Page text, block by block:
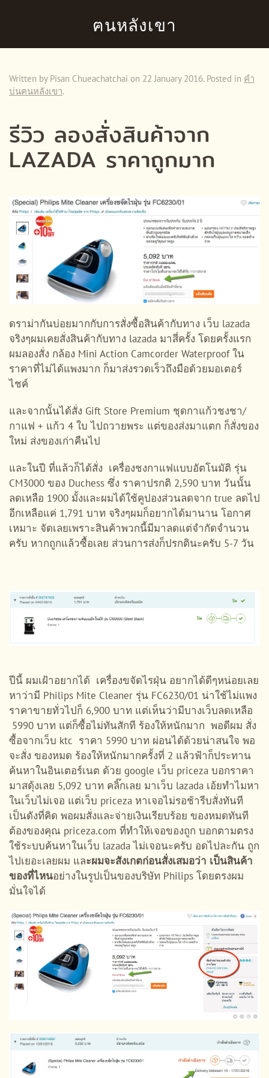
Skip to main contentฅนหลังเขา
Written by Pisan Chueachatchai on 22 January 2016. Posted in คำ
บ่นฅนหลังเขา.
รีวิว ลองสั่งสินค้าจาก
LAZADA ราคาถูกมาก
ดราม่ากันบ่อยมากกับการสั่งซื้อสินค้ากับทาง เว็บ lazada
จริงๆผมเคยสั่งสินค้ากับทาง lazada มาสี่ครั้ง โดยครั้งแรก
ผมลองสั่ง กล้อง Mini Action Camcorder Waterproof ใน
ราคาที่ไม่ได้แพงมาก ก็มาส่งรวดเร็วถึงมือด้วยมอเตอร์
ไชค์
และจากนั้นได้สั่ง Gift Store Premium ชุดกาแก้วชงชา/
กาแฟ + แก้ว 4 ใบ ไปถวายพระ แต่ของส่งมาแตก ก็สั่งของ
ใหม่ ส่งของเก่าคืนไป
และในปี ที่แล้วก็ได้สั่ง เครื่องชงกาแฟแบบอัตโนมัติ รุ่น
CM3000 ของ Duchess ซึ่ง ราคาปรกติ 2,590 บาท วันนั้น
ลดเหลือ 1900 มั้งและผมได้ใช้คูปองส่วนลดจาก true ลดไป
อีกเหลือแค่ 1,791 บาท จริงๆผมก็อยากได้มานาน โอกาศ
เหมาะ จัดเลยเพราะสินค้าพวกนี้มีมาลดแต่จำกัดจำนวน
ครับ หากถูกแล้วซื้อเลย ส่วนการส่งก็ปรกตินะครับ 5-7 วัน
ปีนี้ ผมเฝ้าอยากได้ เครื่องขจัดไรฝุ่น อยากได้ดีๆหน่อยเลย
หาว่ามี Philips Mite Cleaner รุ่น FC6230/01 น่าใช้ไม่แพง
ราคาขายทั่วไปก็ 6,900 บาท แต่เห็นว่ามีบางเว็บลดเหลือ
5990 บาท แต่ก็ซื้อไม่ทันสักที ร้องให้หนักมาก พอดีผม สั่ง
ซื้อจากเว็บ ktc ราคา 5990 บาท ผ่อนได้ด้วยน่าสนใจ พอ
จะสั่ง ของหมด ร้องให้หนักมากครั้งที่ 2 แล้วฟ้าก็ประทาน
ค้นหาในอินเตอร์เนต ด้วย google เว็บ priceza บอกราคา
มาสดุ้งเลย 5,092 บาท คลิ๊กเลย มาเว็บ lazada เอ้ยทำไมหา
ในเว็บไม่เจอ แต่เว็บ priceza หาเจอไม่รอช้ารีบสั่งทันที
เป็นดังที่คิด พอผมสั่งและจ่ายเงินเรียบร้อย ของหมดทันที
ต้องของคุณ priceza.com ที่ทำให้เจอของถูก บอกตามตรง
ใช้ระบบค้นหาในเว็บ lazada ไม่เจอนะครับ อดไปละกัน ถูก
ไปเยอะเลยผม และผมจะสังเกตก่อนสั่งเสมอว่า เป็นสินค้า
ของที่ไหนอย่างในรูปเป็นของบริษัท Philips โดยตรงผม
มั่นใจได้